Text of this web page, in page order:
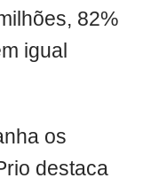
82%
igual
os
destaca